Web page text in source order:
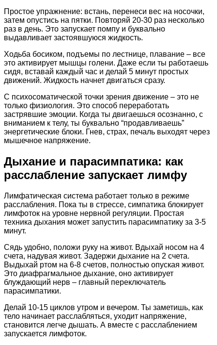
Простое упражнение: встань, перенеси вес на носочки,
затем опустись на пятки. Повторяй 20-30 раз несколько
раз в день. Это запускает помпу и буквально
выдавливает застоявшуюся жидкость.
Ходьба босиком, подъемы по лестнице, плавание – все
это активирует мышцы голени. Даже если ты работаешь
сидя, вставай каждый час и делай 5 минут простых
движений. Жидкость начнет двигаться сразу.
С психосоматической точки зрения движение – это не
только физиология. Это способ переработать
застрявшие эмоции. Когда ты двигаешься осознанно, с
вниманием к телу, ты буквально “продавливаешь”
энергетические блоки. Гнев, страх, печаль выходят через
мышечное напряжение.
Дыхание и парасимпатика: как
расслабление запускает лимфу
Лимфатическая система работает только в режиме
расслабления. Пока ты в стрессе, симпатика блокирует
лимфоток на уровне нервной регуляции. Простая
техника дыхания может запустить парасимпатику за 3-5
минут.
Сядь удобно, положи руку на живот. Вдыхай носом на 4
счета, надувая живот. Задержи дыхание на 2 счета.
Выдыхай ртом на 6-8 счетов, полностью опуская живот.
Это диафрагмальное дыхание, оно активирует
блуждающий нерв – главный переключатель
парасимпатики.
Делай 10-15 циклов утром и вечером. Ты заметишь, как
тело начинает расслабляться, уходит напряжение,
становится легче дышать. А вместе с расслаблением
запускается лимфоток.